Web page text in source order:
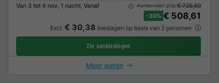
Van 3 tot 4 nov, 1 nacht, Vanaf
Aanbevolen prijs:€ 726,59
-30% € 508,61
Excl. € 30,38 toeslagen op basis van 2 personen
Zie aanbiedingen
Meer weten